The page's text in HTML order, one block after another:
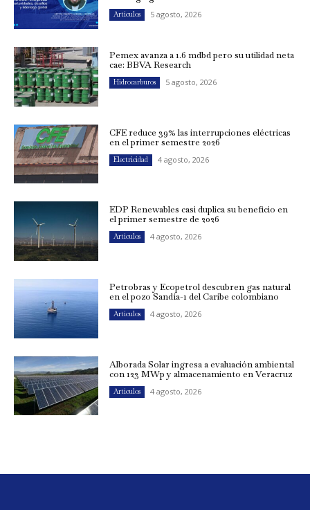
Artículos 5 agosto, 2026
Pemex avanza a 1.6 mdbd pero su utilidad neta
cae: BBVA Research
Hidrocarburos 5 agosto, 2026
CFE reduce 39% las interrupciones eléctricas
en el primer semestre 2026
Electricidad 4 agosto, 2026
EDP Renewables casi duplica su beneficio en
el primer semestre de 2026
Artículos 4 agosto, 2026
Petrobras y Ecopetrol descubren gas natural
en el pozo Sandía-1 del Caribe colombiano
Artículos 4 agosto, 2026
Alborada Solar ingresa a evaluación ambiental
con 123 MWp y almacenamiento en Veracruz
Artículos 4 agosto, 2026